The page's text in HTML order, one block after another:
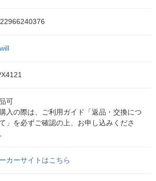
可
入の際は、ご利用ガイド「返品・交換につ
」を必ずご確認の上、お申し込みくださ
カーサイトはこちら